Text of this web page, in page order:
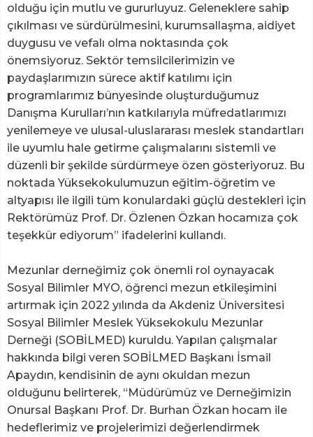
olduğu için mutlu ve gururluyuz. Geleneklere sahip
çıkılması ve sürdürülmesini, kurumsallaşma, aidiyet
duygusu ve vefalı olma noktasında çok
önemsiyoruz. Sektör temsilcilerimizin ve
paydaşlarımızın sürece aktif katılımı için
programlarımız bünyesinde oluşturduğumuz
Danışma Kurulları’nın katkılarıyla müfredatlarımızı
yenilemeye ve ulusal-uluslararası meslek standartları
ile uyumlu hale getirme çalışmalarını sistemli ve
düzenli bir şekilde sürdürmeye özen gösteriyoruz. Bu
noktada Yüksekokulumuzun eğitim-öğretim ve
altyapısı ile ilgili tüm konulardaki güçlü destekleri için
Rektörümüz Prof. Dr. Özlenen Özkan hocamıza çok
teşekkür ediyorum” ifadelerini kullandı.
Mezunlar derneğimiz çok önemli rol oynayacak
Sosyal Bilimler MYO, öğrenci mezun etkileşimini
artırmak için 2022 yılında da Akdeniz Üniversitesi
Sosyal Bilimler Meslek Yüksekokulu Mezunlar
Derneği (SOBİLMED) kuruldu. Yapılan çalışmalar
hakkında bilgi veren SOBİLMED Başkanı İsmail
Apaydın, kendisinin de aynı okuldan mezun
olduğunu belirterek, “Müdürümüz ve Derneğimizin
Onursal Başkanı Prof. Dr. Burhan Özkan hocam ile
hedeflerimiz ve projelerimizi değerlendirmek